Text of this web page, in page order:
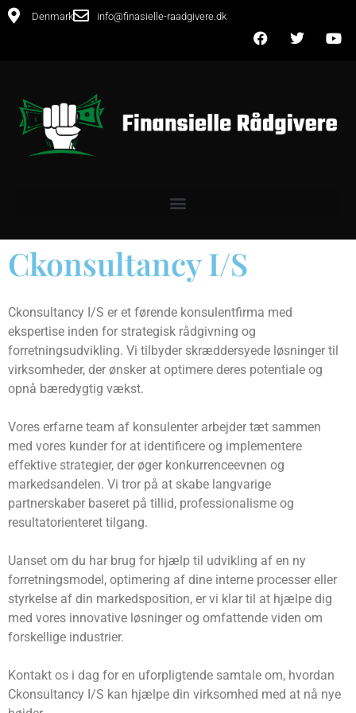
Denmark info@finasielle-raadgivere.dk
Ckonsultancy I/S
Ckonsultancy I/S er et førende konsulentfirma med
ekspertise inden for strategisk rådgivning og
forretningsudvikling. Vi tilbyder skræddersyede løsninger til
virksomheder, der ønsker at optimere deres potentiale og
opnå bæredygtig vækst.
Vores erfarne team af konsulenter arbejder tæt sammen
med vores kunder for at identificere og implementere
effektive strategier, der øger konkurrenceevnen og
markedsandelen. Vi tror på at skabe langvarige
partnerskaber baseret på tillid, professionalisme og
resultatorienteret tilgang.
Uanset om du har brug for hjælp til udvikling af en ny
forretningsmodel, optimering af dine interne processer eller
styrkelse af din markedsposition, er vi klar til at hjælpe dig
med vores innovative løsninger og omfattende viden om
forskellige industrier.
Kontakt os i dag for en uforpligtende samtale om, hvordan
Ckonsultancy I/S kan hjælpe din virksomhed med at nå nye